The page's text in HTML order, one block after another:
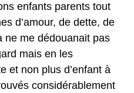
enfants parents tout
d’amour, de dette, de
ne me dédouanait pas
mais en les
et non plus d’enfant à
considérablement